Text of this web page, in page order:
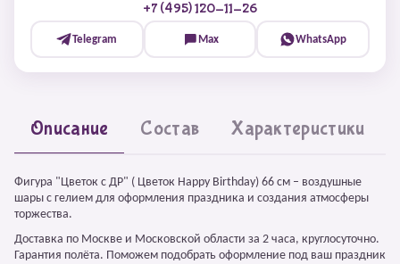
+7 (495) 120-11-26
Telegram Max WhatsApp
Описание Состав Характеристики
Фигура "Цветок c ДР" ( Цветок Happy Birthday) 66 см – воздушные
шары с гелием для оформления праздника и создания атмосферы
торжества.
Доставка по Москве и Московской области за 2 часа, круглосуточно.
Гарантия полёта. Поможем подобрать оформление под ваш праздник